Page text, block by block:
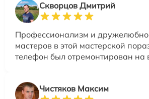
Скворцов Дмитрий
Профессионализм и
мастеров в этой мастерской
телефон был отремонтирован на
Чистяков Максим